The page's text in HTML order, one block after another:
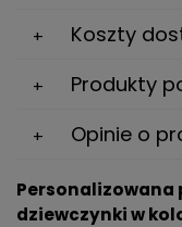
Koszty
Cena nie zawiera
Produkty
Opinie o
dziewczynki w